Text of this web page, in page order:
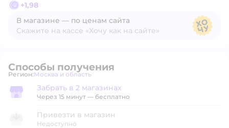
+1,98
В магазине — по ценам сайта
Скажите на кассе «Хочу как на сайте»
Способы получения
Регион: Выбор адреса доставки.
Москва и область
Забрать в магазине
Забрать в 2 магазинах
Через 15 минут — бесплатно
Привезти в магазин
Недоступно